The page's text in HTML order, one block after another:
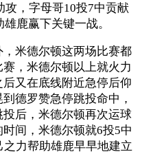
攻，字母哥10投7中贡献
鹿赢下关键一战。
米德尔顿这两场比赛都
，米德尔顿以上就火力
又在底线附近急停后仰
德罗赞急停跳投命中，
后，米德尔顿再次运球
间，米德尔顿就6投5中
力帮助雄鹿早早地建立